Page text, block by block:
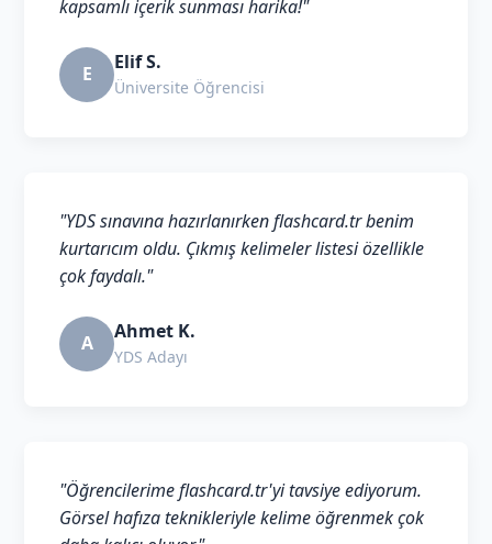
kapsamlı içerik sunması harika!"
E Elif S.
Üniversite Öğrencisi
"YDS sınavına hazırlanırken flashcard.tr benim
kurtarıcım oldu. Çıkmış kelimeler listesi özellikle
çok faydalı."
A Ahmet K.
YDS Adayı
"Öğrencilerime flashcard.tr'yi tavsiye ediyorum.
Görsel hafıza teknikleriyle kelime öğrenmek çok